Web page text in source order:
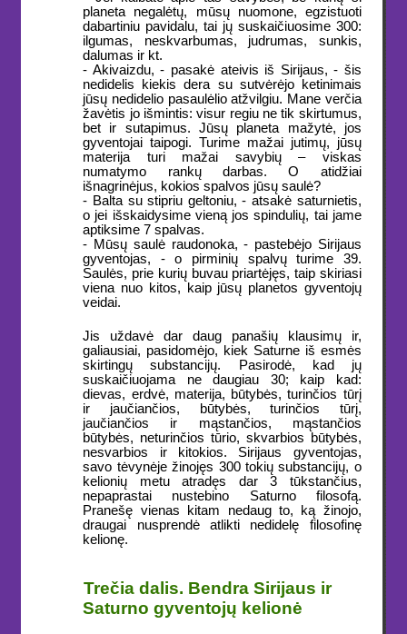
planeta negalėtų, mūsų nuomone, egzistuoti
dabartiniu pavidalu, tai jų suskaičiuosime 300:
ilgumas, neskvarbumas, judrumas, sunkis,
dalumas ir kt.
- Akivaizdu, - pasakė ateivis iš Sirijaus, - šis
nedidelis kiekis dera su sutvėrėjo ketinimais
jūsų nedidelio pasaulėlio atžvilgiu. Mane verčia
žavėtis jo išmintis: visur regiu ne tik skirtumus,
bet ir sutapimus. Jūsų planeta mažytė, jos
gyventojai taipogi. Turime mažai jutimų, jūsų
materija turi mažai savybių – viskas
numatymo rankų darbas. O atidžiai
išnagrinėjus, kokios spalvos jūsų saulė?
- Balta su stipriu geltoniu, - atsakė saturnietis,
o jei išskaidysime vieną jos spindulių, tai jame
aptiksime 7 spalvas.
- Mūsų saulė raudonoka, - pastebėjo Sirijaus
gyventojas, - o pirminių spalvų turime 39.
Saulės, prie kurių buvau priartėjęs, taip skiriasi
viena nuo kitos, kaip jūsų planetos gyventojų
veidai.
Jis uždavė dar daug panašių klausimų ir,
galiausiai, pasidomėjo, kiek Saturne iš esmės
skirtingų substancijų. Pasirodė, kad jų
suskaičiuojama ne daugiau 30; kaip kad:
dievas, erdvė, materija, būtybės, turinčios tūrį
ir jaučiančios, būtybės, turinčios tūrį,
jaučiančios ir mąstančios, mąstančios
būtybės, neturinčios tūrio, skvarbios būtybės,
nesvarbios ir kitokios. Sirijaus gyventojas,
savo tėvynėje žinojęs 300 tokių substancijų, o
kelionių metu atradęs dar 3 tūkstančius,
nepaprastai nustebino Saturno filosofą.
Pranešę vienas kitam nedaug to, ką žinojo,
draugai nusprendė atlikti nedidelę filosofinę
kelionę.
Trečia dalis. Bendra Sirijaus ir
Saturno gyventojų kelionė